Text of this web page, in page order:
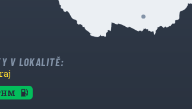
V LOKALITĚ: